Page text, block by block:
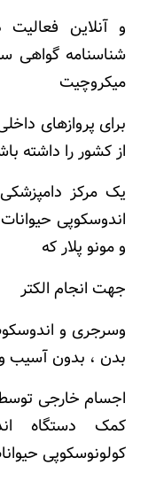
و آنلاین
شناسنامه گواهی
میکروچیت
برای پروازهای
از کشور را داشته
یک مرکز
اندوسکوپی
و مونو پلار که
جهت انجام الکتر
وسرجری و
بدن ، بدون آسیب
اجسام خارجی
کمک دستگاه
کولونوسکوپی